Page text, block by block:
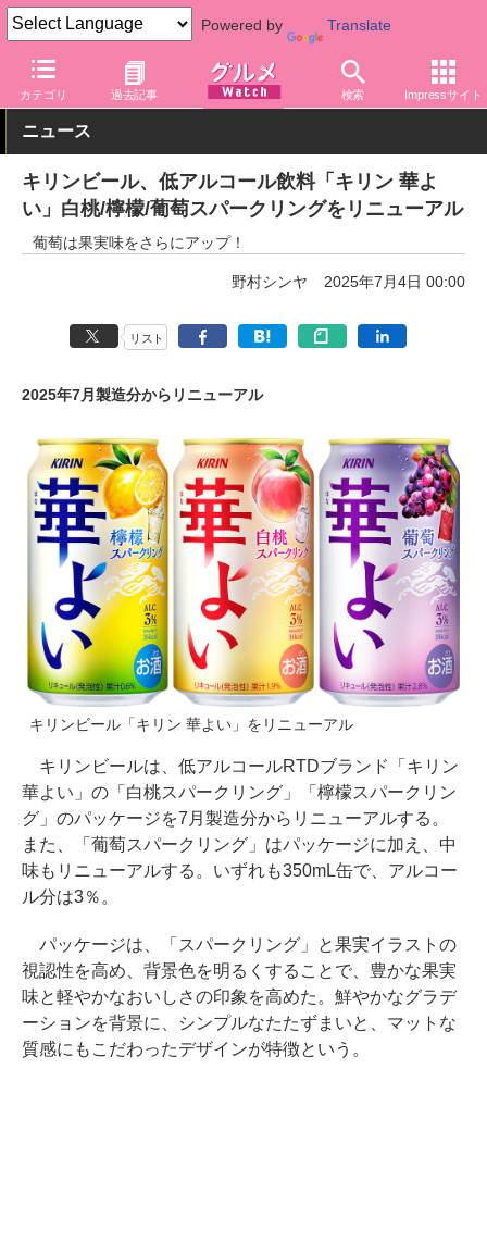
Powered by Translate
カテゴリ 過去記事 検索 Impressサイト
グルメ Watch メーカー 飲料・アルコール キリン
ニュース
キリンビール、低アルコール飲料「キリン 華よ
い」白桃/檸檬/葡萄スパークリングをリニューアル
葡萄は果実味をさらにアップ！
野村シンヤ 2025年7月4日 00:00
リスト
2025年7月製造分からリニューアル
キリンビール「キリン 華よい」をリニューアル
キリンビールは、低アルコールRTDブランド「キリン
華よい」の「白桃スパークリング」「檸檬スパークリン
グ」のパッケージを7月製造分からリニューアルする。
また、「葡萄スパークリング」はパッケージに加え、中
味もリニューアルする。いずれも350mL缶で、アルコー
ル分は3％。
パッケージは、「スパークリング」と果実イラストの
視認性を高め、背景色を明るくすることで、豊かな果実
味と軽やかなおいしさの印象を高めた。鮮やかなグラデ
ーションを背景に、シンプルなたたずまいと、マットな
質感にもこだわったデザインが特徴という。